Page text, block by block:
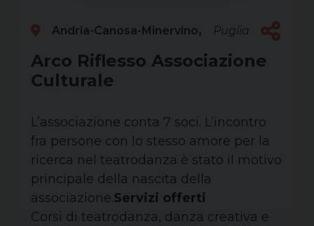
Andria-Canosa-Minervino Puglia
Arco Riflesso Associazione
Culturale
L’associazione conta 7 soci. L’incontro
fra persone con lo stesso amore per la
ricerca nel teatrodanza è stato il motivo
principale della nascita della
associazione.Servizi offerti
Corsi di teatrodanza, danza creativa e